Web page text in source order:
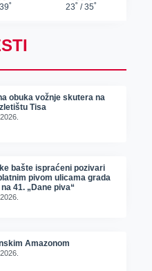
obuka vožnje skutera na
Tisa
bašte ispraćeni pozivari
pivom ulicama grada
41. „Dane piva“
Amazonom